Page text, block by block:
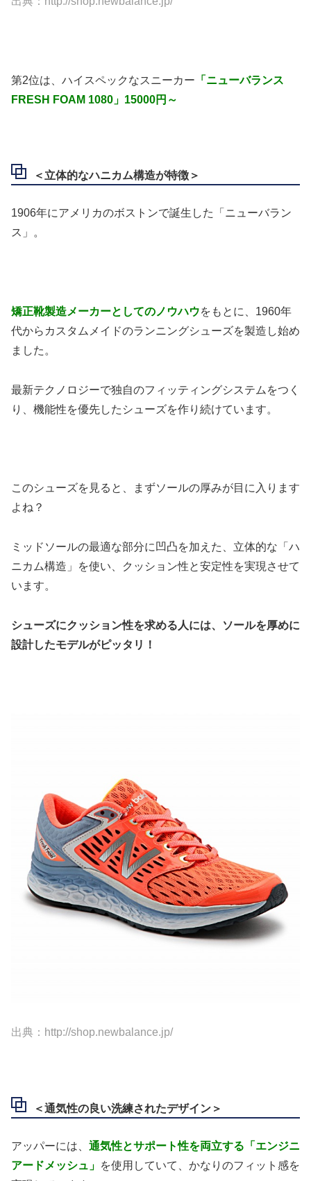
第2位は、ハイスペックなスニーカー 「ニューバランス
FRESH FOAM 1080」15000円～
＜立体的なハニカム構造が特徴＞
1906年にアメリカのボストンで誕生した「ニューバラン
ス」。
矯正靴製造メーカーとしてのノウハウをもとに、1960年
代からカスタムメイドのランニングシューズを製造し始め
ました。
最新テクノロジーで独自のフィッティングシステムをつく
り、機能性を優先したシューズを作り続けています。
このシューズを見ると、まずソールの厚みが目に入ります
よね？
ミッドソールの最適な部分に凹凸を加えた、立体的な「ハ
ニカム構造」を使い、クッション性と安定性を実現させて
います。
シューズにクッション性を求める人には、ソールを厚めに
設計したモデルがピッタリ！
出典：http://shop.newbalance.jp/
＜通気性の良い洗練されたデザイン＞
アッパーには、 通気性とサポート性を両立する「エンジニ
アードメッシュ」 を使用していて、かなりのフィット感を